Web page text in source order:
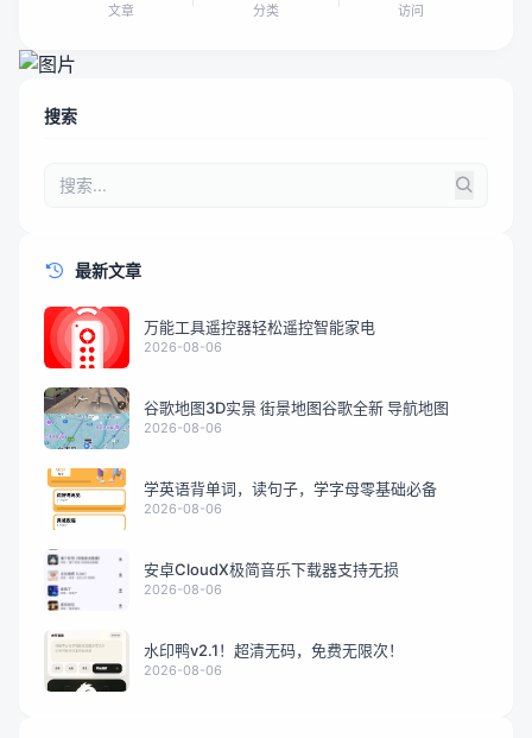
文章 分类 访问
搜索
最新文章
万能工具遥控器轻松遥控智能家电
2026-08-06
谷歌地图3D实景 街景地图谷歌全新 导航地图
2026-08-06
学英语背单词，读句子，学字母零基础必备
2026-08-06
安卓CloudX极简音乐下载器支持无损
2026-08-06
水印鸭v2.1！超清无码，免费无限次！
2026-08-06